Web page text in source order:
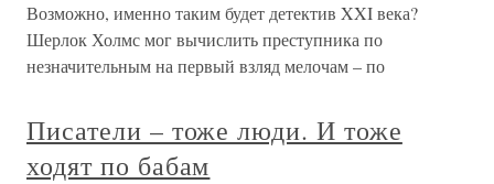
Возможно, именно таким будет детектив XXI века?
Шерлок Холмс мог вычислить преступника по
незначительным на первый взляд мелочам – по
Писатели – тоже люди. И тоже
ходят по бабам